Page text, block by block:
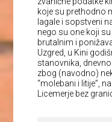
koje su prethodno
lagale i sopstveni
nego su one koji
brutalnim i
Uzgred, u Kini
stanovnika,
zbog (navodno)
“molebani i litije”,
Licemerje bez